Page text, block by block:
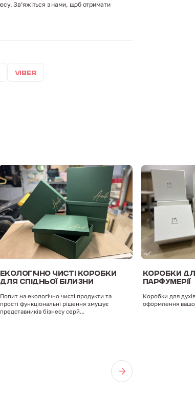
Зв’яжіться з нами, щоб отримати
Viber
ЕКОЛОГІЧНО ЧИСТІ КОРОБКИ
ДЛЯ СПІДНЬОЇ БІЛИЗНИ
Попит на екологічно чисті продукти та
прості функціональні рішення змушує
представників бізнесу серй...
КОРОБКИ
ПАРФУМЕРІЇ
Коробки для
оформлення